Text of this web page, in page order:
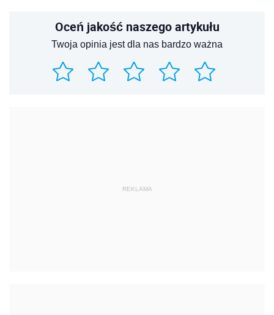
Oceń jakość naszego artykułu
Twoja opinia jest dla nas bardzo ważna
REKLAMA